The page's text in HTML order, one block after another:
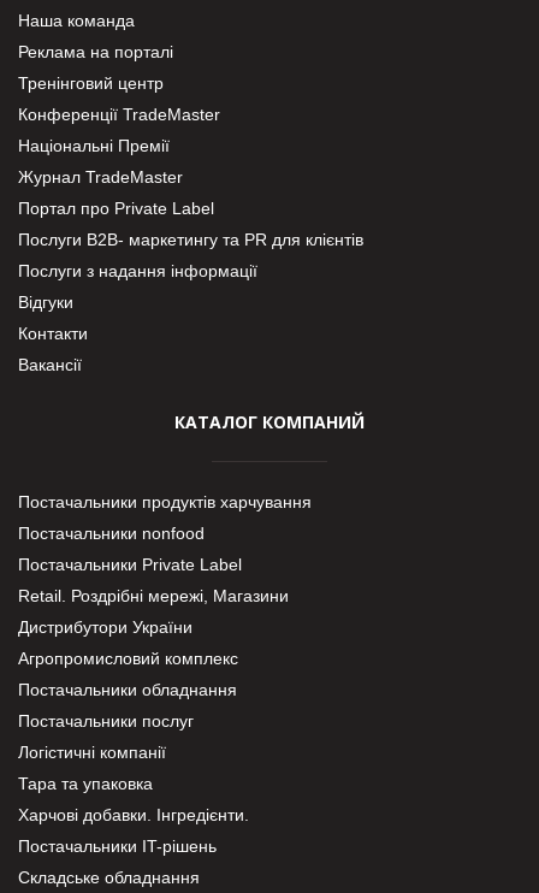
Наша команда
Реклама на порталі
Тренінговий центр
Конференції TradeMaster
Національні Премії
Журнал TradeMaster
Портал про Private Label
Послуги В2В- маркетингу та PR для клієнтів
Послуги з надання інформації
Відгуки
Контакти
Вакансії
КАТАЛОГ КОМПАНИЙ
Постачальники продуктів харчування
Постачальники nonfood
Постачальники Private Label
Retail. Роздрібні мережі, Магазини
Дистрибутори України
Агропромисловий комплекс
Постачальники обладнання
Постачальники послуг
Логістичні компанії
Тара та упаковка
Харчові добавки. Інгредієнти.
Постачальники IT-рішень
Складське обладнання